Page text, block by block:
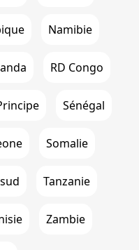
Namibie
RD Congo
Sénégal
Somalie
Tanzanie
Zambie